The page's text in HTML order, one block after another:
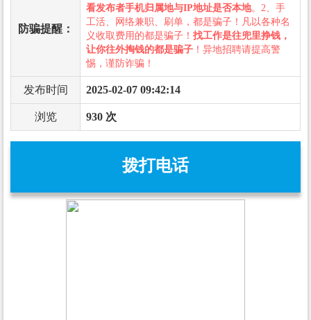
防骗提醒：
看发布者手机归属地与IP地址是否本地。2、手
工活、网络兼职、刷单，都是骗子！凡以各种名
义收取费用的都是骗子！ 找工作是往兜里挣钱，
让你往外掏钱的都是骗子 ！异地招聘请提高警
惕，谨防诈骗！
发布时间 2025-02-07 09:42:14
浏览 930 次
拨打电话